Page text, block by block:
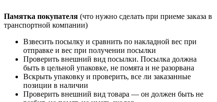
Памятка покупателя (что нужно сделать при приеме заказа в
транспортной компании)
Взвесить посылку и сравнить по накладной вес при
отправке и вес при получении посылки
Проверить внешний вид посылки. Посылка должна
быть в цельной упаковке, не помята и не разорвана
Вскрыть упаковку и проверить, все ли заказанные
позиции в наличии
Проверить внешний вид товара — он должен быть не